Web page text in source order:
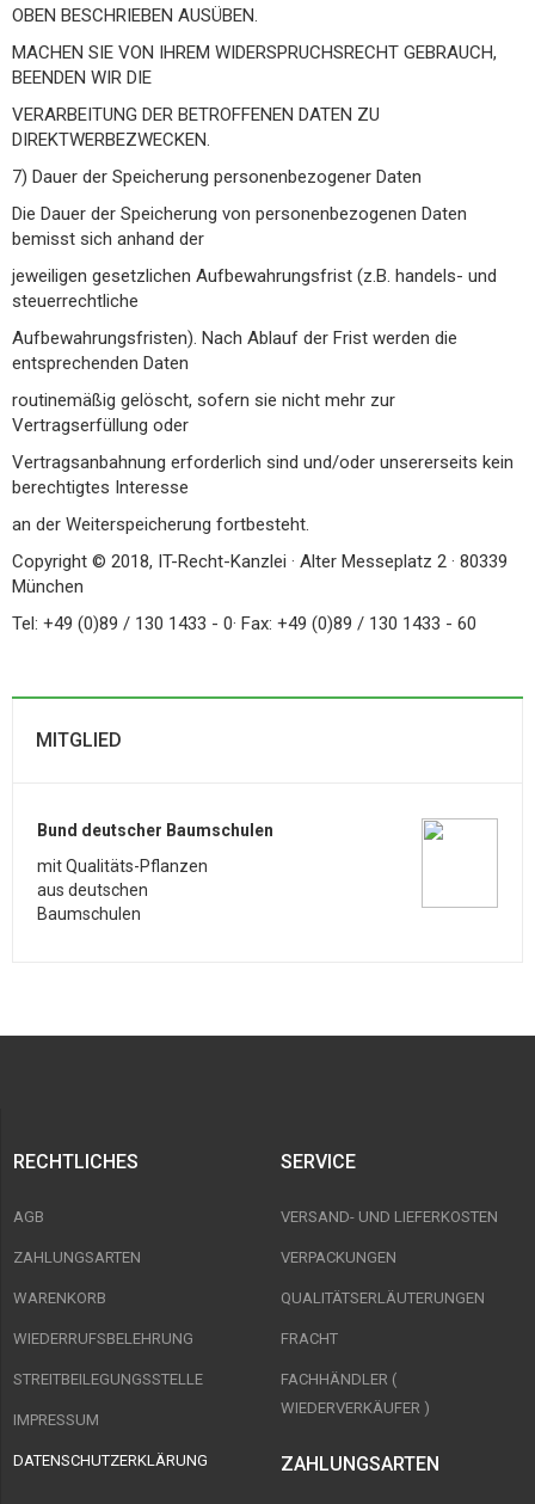
OBEN BESCHRIEBEN AUSÜBEN.
MACHEN SIE VON IHREM WIDERSPRUCHSRECHT GEBRAUCH,
BEENDEN WIR DIE
VERARBEITUNG DER BETROFFENEN DATEN ZU
DIREKTWERBEZWECKEN.
7) Dauer der Speicherung personenbezogener Daten
Die Dauer der Speicherung von personenbezogenen Daten
bemisst sich anhand der
jeweiligen gesetzlichen Aufbewahrungsfrist (z.B. handels- und
steuerrechtliche
Aufbewahrungsfristen). Nach Ablauf der Frist werden die
entsprechenden Daten
routinemäßig gelöscht, sofern sie nicht mehr zur
Vertragserfüllung oder
Vertragsanbahnung erforderlich sind und/oder unsererseits kein
berechtigtes Interesse
an der Weiterspeicherung fortbesteht.
Copyright © 2018, IT-Recht-Kanzlei · Alter Messeplatz 2 · 80339
München
Tel: +49 (0)89 / 130 1433 - 0· Fax: +49 (0)89 / 130 1433 - 60
MITGLIED
Bund deutscher Baumschulen
mit Qualitäts-Pflanzen
aus deutschen
Baumschulen
RECHTLICHES
AGB
ZAHLUNGSARTEN
WARENKORB
WIEDERRUFSBELEHRUNG
STREITBEILEGUNGSSTELLE
IMPRESSUM
DATENSCHUTZERKLÄRUNG
SERVICE
VERSAND- UND LIEFERKOSTEN
VERPACKUNGEN
QUALITÄTSERLÄUTERUNGEN
FRACHT
FACHHÄNDLER (
WIEDERVERKÄUFER )
ZAHLUNGSARTEN